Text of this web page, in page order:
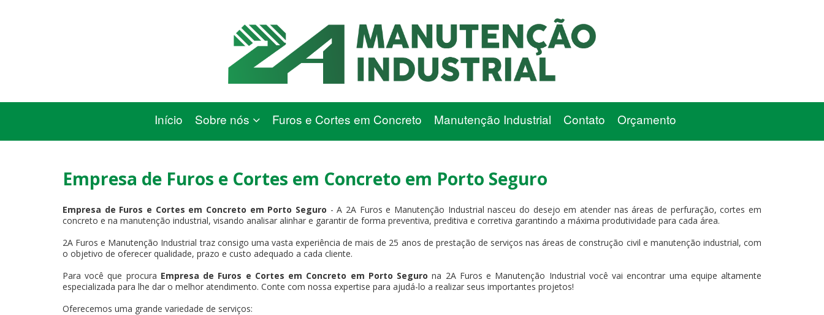
Início Sobre nós Furos e Cortes em Concreto Manutenção Industrial Contato Orçamento
Empresa de Furos e Cortes em Concreto em Porto Seguro
Empresa de Furos e Cortes em Concreto em Porto Seguro - A 2A Furos e Manutenção Industrial nasceu do desejo em atender nas áreas de perfuração, cortes em
concreto e na manutenção industrial, visando analisar alinhar e garantir de forma preventiva, preditiva e corretiva garantindo a máxima produtividade para cada área.
2A Furos e Manutenção Industrial traz consigo uma vasta experiência de mais de 25 anos de prestação de serviços nas áreas de construção civil e manutenção industrial, com
o objetivo de oferecer qualidade, prazo e custo adequado a cada cliente.
Para você que procura Empresa de Furos e Cortes em Concreto em Porto Seguro na 2A Furos e Manutenção Industrial você vai encontrar uma equipe altamente
especializada para lhe dar o melhor atendimento. Conte com nossa expertise para ajudá-lo a realizar seus importantes projetos!
Oferecemos uma grande variedade de serviços: